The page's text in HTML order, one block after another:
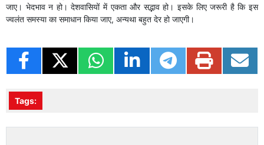
जाए। भेदभाव न हो। देशवासियों में एकता और सद्भाव हो। इसके लिए जरूरी है कि इस
ज्वलंत समस्या का समाधान किया जाए, अन्यथा बहुत देर हो जाएगी।
Tags: